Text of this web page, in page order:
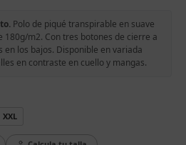
Polo de piqué transpirable en suave
180g/m2. Con tres botones de cierre a
los bajos. Disponible en variada
en contraste en cuello y mangas.
XXL